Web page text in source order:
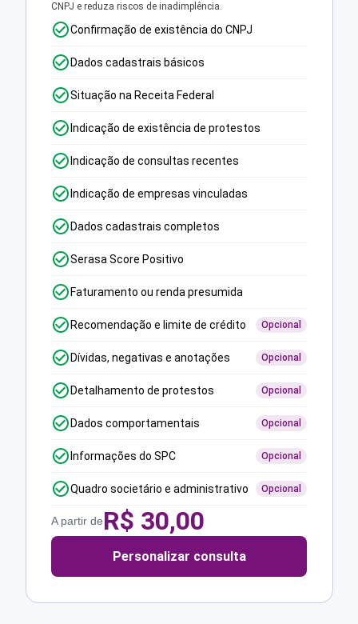
CNPJ e reduza riscos de inadimplência.
Confirmação de existência do CNPJ
Dados cadastrais básicos
Situação na Receita Federal
Indicação de existência de protestos
Indicação de consultas recentes
Indicação de empresas vinculadas
Dados cadastrais completos
Serasa Score Positivo
Faturamento ou renda presumida
Recomendação e limite de crédito Opcional
Dívidas, negativas e anotações Opcional
Detalhamento de protestos Opcional
Dados comportamentais Opcional
Informações do SPC Opcional
Quadro societário e administrativo Opcional
A partir deR$ 30,00
Personalizar consulta